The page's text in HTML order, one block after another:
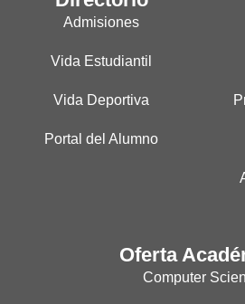
Admisiones
Vida Estudiantil
Vida Deportiva
Portal del Alumno
Oferta
Computer